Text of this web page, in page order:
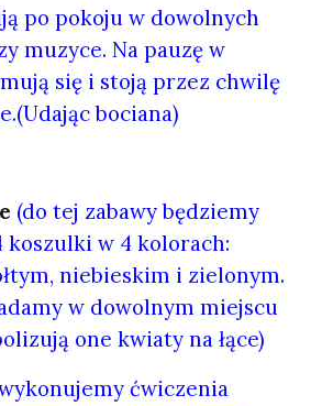
po pokoju w dowolnych
muzyce. Na pauzę w
się i stoją przez chwilę
bociana)
(do tej zabawy będziemy
w 4 kolorach:
niebieskim i zielonym.
w dowolnym miejscu
one kwiaty na łące)
ćwiczenia